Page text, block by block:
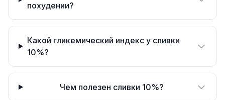
похудении?
Какой гликемический индекс у сливки
10%?
Чем полезен сливки 10%?